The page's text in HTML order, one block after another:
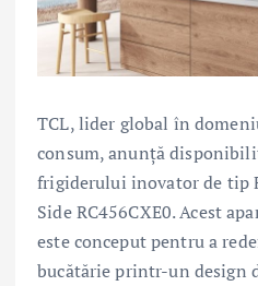
TCL, lider global în
consum, anunță
frigiderului inovator de tip
Side RC456CXE0. Acest
este conceput pentru a
bucătărie printr-un design